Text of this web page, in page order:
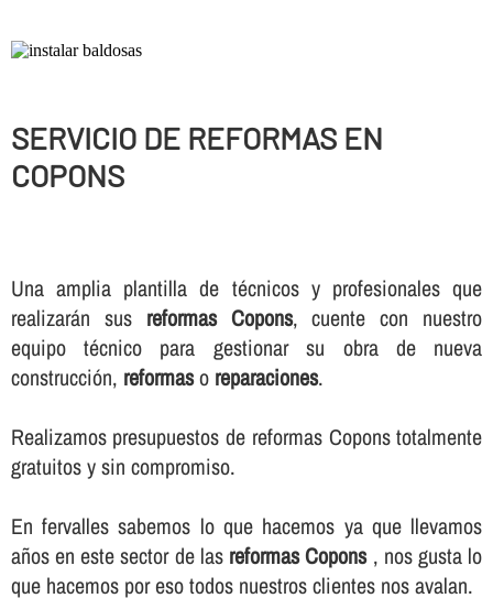
SERVICIO DE REFORMAS EN
COPONS
Una amplia plantilla de técnicos y profesionales que
realizarán sus reformas Copons, cuente con nuestro
equipo técnico para gestionar su obra de nueva
construcción, reformaso reparaciones.
Realizamos presupuestos de reformas Copons totalmente
gratuitos y sin compromiso.
En fervalles sabemos lo que hacemos ya que llevamos
años en este sector de las reformas Copons, nos gusta lo
que hacemos por eso todos nuestros clientes nos avalan.